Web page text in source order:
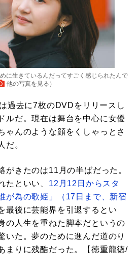
に生きているんだってすごく感じられたんで
他の写真を見る ）
過去に7枚のDVDをリリースし
ルだ。現在は舞台を中心に女優
ゃんのような顔をくしゃっとさ
だ。
きたのは11月の半ばだった。
たといい、 12月12日からスタ
が為の歌姫」（17日まで、新宿
最後に芸能界を引退するとい
の人生を重ねた脚本だというの
いた。夢のために進んだ道のり
まりに残酷だった。【徳重龍徳/